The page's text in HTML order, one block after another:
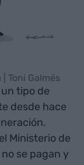
Toni Galmés
un tipo de
desde hace
Ministerio de
se pagan y